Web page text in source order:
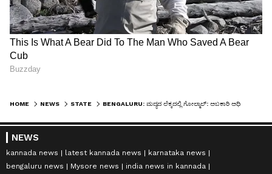
HOME NEWS STATE
NEWS
kannada news latest kannada news
karnataka news
bengaluru news
Mysore news
india news in kannada